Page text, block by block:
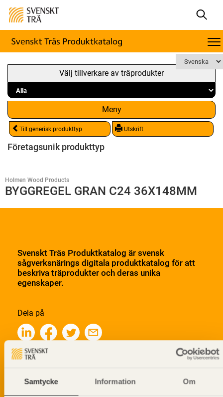
Samtycke Information Om
Välj tillverkare av träprodukter
Meny
Till generisk produkttyp Utskrift
Företagsunik produkttyp
Holmen Wood Products
BYGGREGEL GRAN C24 36X148MM
Svenskt Träs Produktkatalog är svensk
sågverksnärings digitala produktkatalog för att
beskriva träprodukter och deras unika
egenskaper.
Dela på
informationsutskick!